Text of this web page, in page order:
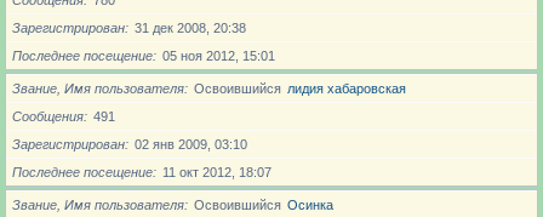
Зарегистрирован
31 дек 2008, 20:38
Последнее посещение
05 ноя 2012, 15:01
Звание, Имя пользователя Освоившийся лидия хабаровская
Сообщения
491
Зарегистрирован
02 янв 2009, 03:10
Последнее посещение
11 окт 2012, 18:07
Звание, Имя пользователя Освоившийся Осинка